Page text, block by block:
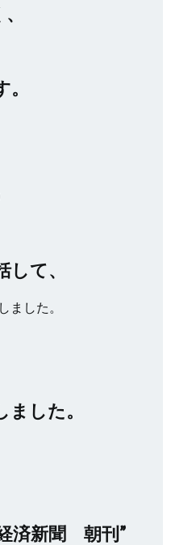
て、
ました。
した。
済新聞 朝刊”